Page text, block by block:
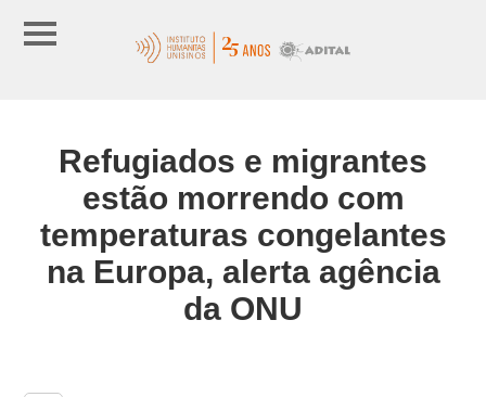
Refugiados e migrantes
estão morrendo com
temperaturas congelantes
na Europa, alerta agência
da ONU